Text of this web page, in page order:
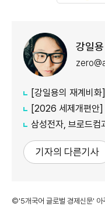
강일
[강일용의 재계비화] 홀로
[2026 세제개편안] 재계 숙원 상
삼성전자, 브로드컴과 292조원
기자의 다른기사
©'5개국어 글로벌 경제신문' 아